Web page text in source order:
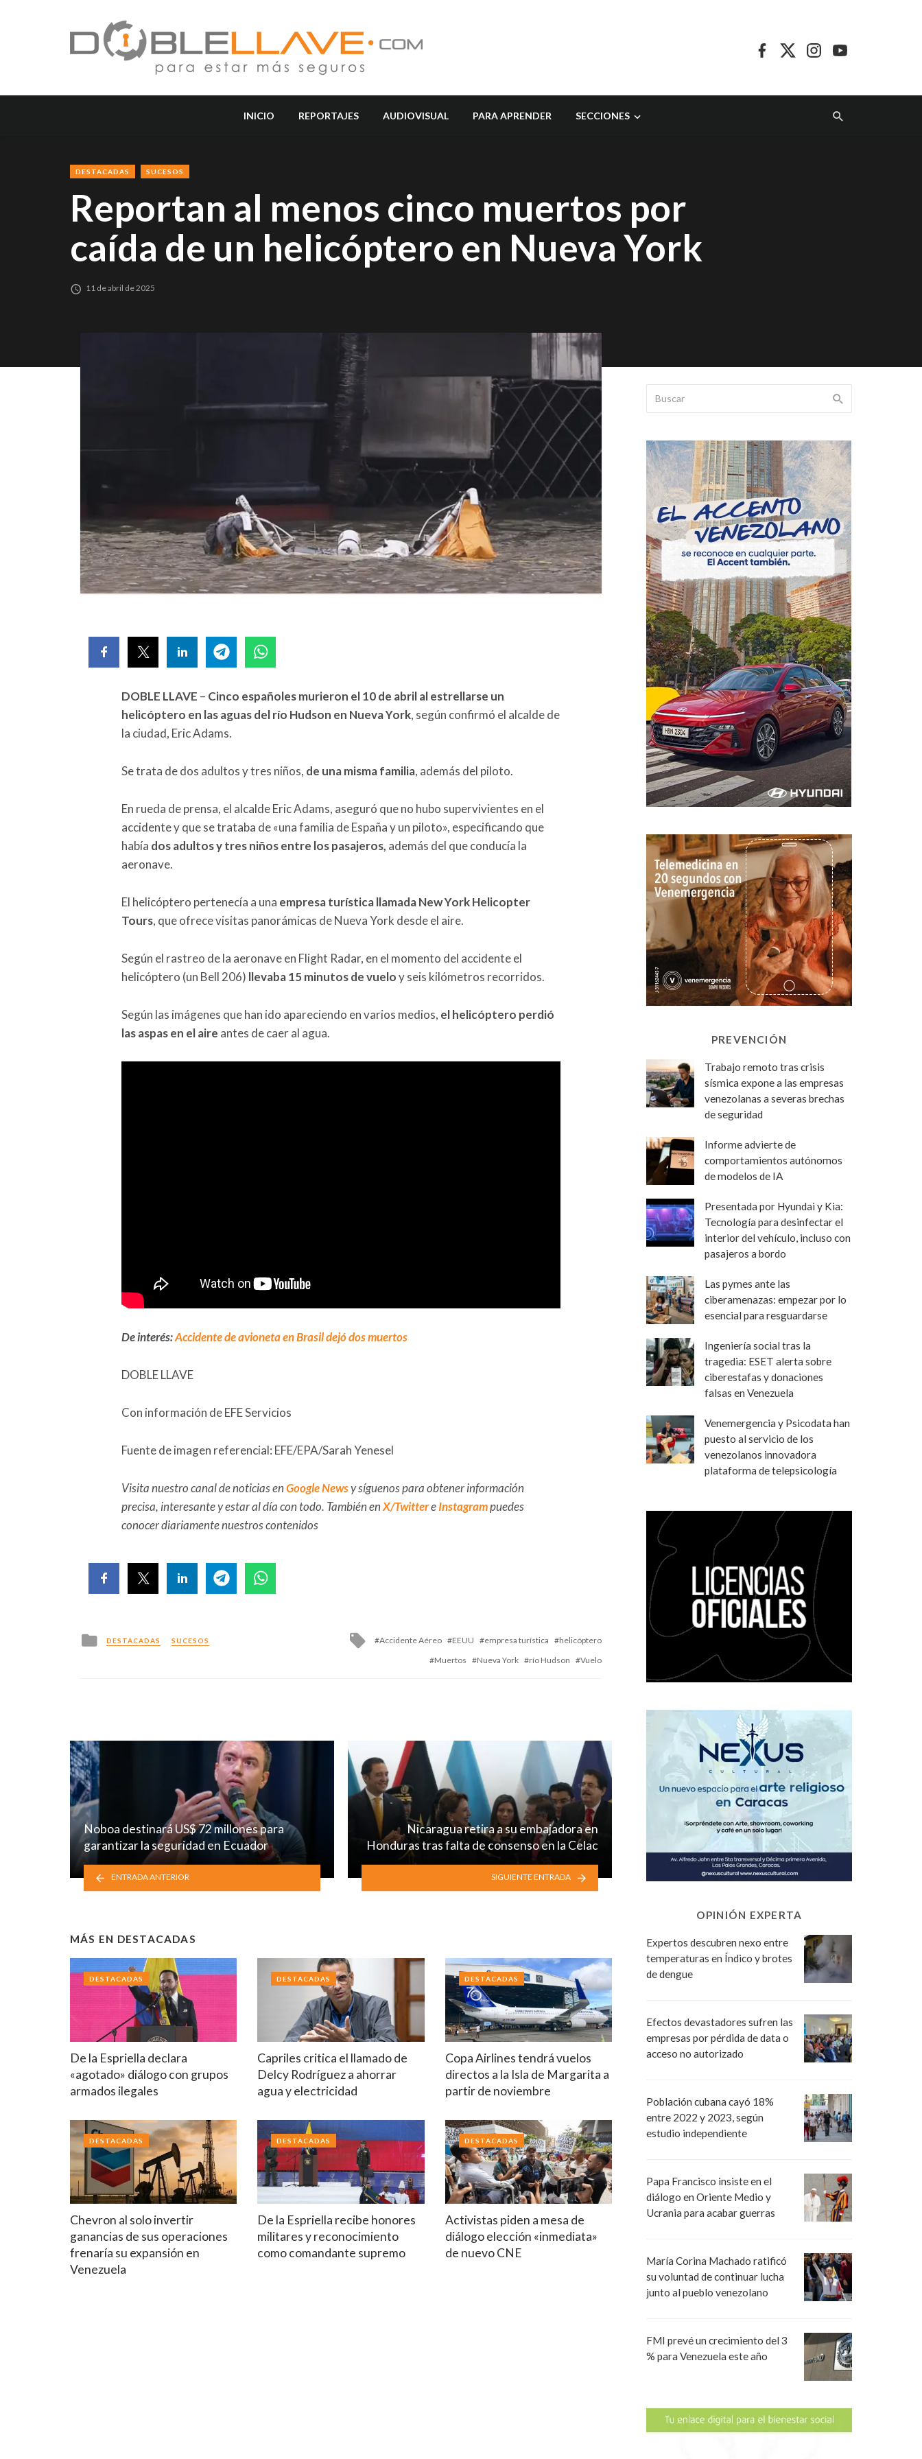
INICIO REPORTAJES AUDIOVISUAL PARA APRENDER SECCIONES
DESTACADAS SUCESOS
Reportan al menos cinco muertos por
caída de un helicóptero en Nueva York
11 de abril de 2025
DOBLE LLAVE – Cinco españoles murieron el 10 de abril al estrellarse un
helicóptero en las aguas del río Hudson en Nueva York, según confirmó el alcalde de
la ciudad, Eric Adams.
Se trata de dos adultos y tres niños, de una misma familia, además del piloto.
En rueda de prensa, el alcalde Eric Adams, aseguró que no hubo supervivientes en el
accidente y que se trataba de «una familia de España y un piloto», especificando que
había dos adultos y tres niños entre los pasajeros, además del que conducía la
aeronave.
El helicóptero pertenecía a una empresa turística llamada New York Helicopter
Tours, que ofrece visitas panorámicas de Nueva York desde el aire.
Según el rastreo de la aeronave en Flight Radar, en el momento del accidente el
helicóptero (un Bell 206) llevaba 15 minutos de vueloy seis kilómetros recorridos.
Según las imágenes que han ido apareciendo en varios medios, el helicóptero perdió
las aspas en el aire antes de caer al agua.
De interés:Accidente de avioneta en Brasil dejó dos muertos
DOBLE LLAVE
Con información de EFE Servicios
Fuente de imagen referencial: EFE/EPA/Sarah Yenesel
Visita nuestro canal de noticias enGoogle Newsy síguenos para obtener información
precisa, interesante y estar al día con todo. También enX/TwittereInstagrampuedes
conocer diariamente nuestros contenidos
Posted
in
DESTACADAS SUCESOS
Tagged
with
Accidente Aéreo EEUU empresa turística
helicóptero
Muertos
Nueva York río Hudson Vuelo
Noboa destinará US$ 72 millones para
garantizar la seguridad en Ecuador
ENTRADA ANTERIOR
Nicaragua retira a su embajadora en
Honduras tras falta de consenso en la Celac
SIGUIENTE ENTRADA
MÁS EN DESTACADAS
De la Espriella declara
«agotado» diálogo con grupos
armados ilegales
DESTACADAS
Capriles critica el llamado de
Delcy Rodríguez a ahorrar
agua y electricidad
DESTACADAS
Copa Airlines tendrá vuelos
directos a la Isla de Margarita a
partir de noviembre
DESTACADAS
Chevron al solo invertir
ganancias de sus operaciones
frenaría su expansión en
Venezuela
DESTACADAS
De la Espriella recibe honores
militares y reconocimiento
como comandante supremo
DESTACADAS
Activistas piden a mesa de
diálogo elección «inmediata»
de nuevo CNE
DESTACADAS
PREVENCIÓN
Trabajo remoto tras crisis
sísmica expone a las empresas
venezolanas a severas brechas
de seguridad
Informe advierte de
comportamientos autónomos
de modelos de IA
Presentada por Hyundai y Kia:
Tecnología para desinfectar el
interior del vehículo, incluso con
pasajeros a bordo
Las pymes ante las
ciberamenazas: empezar por lo
esencial para resguardarse
Ingeniería social tras la
tragedia: ESET alerta sobre
ciberestafas y donaciones
falsas en Venezuela
Venemergencia y Psicodata han
puesto al servicio de los
venezolanos innovadora
plataforma de telepsicología
OPINIÓN EXPERTA
Expertos descubren nexo entre
temperaturas en Índico y brotes
de dengue
Efectos devastadores sufren las
empresas por pérdida de data o
acceso no autorizado
Población cubana cayó 18%
entre 2022 y 2023, según
estudio independiente
Papa Francisco insiste en el
diálogo en Oriente Medio y
Ucrania para acabar guerras
María Corina Machado ratificó
su voluntad de continuar lucha
junto al pueblo venezolano
FMI prevé un crecimiento del 3
% para Venezuela este año